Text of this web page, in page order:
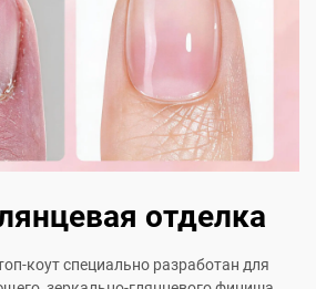
отделка
коут специально разработан для